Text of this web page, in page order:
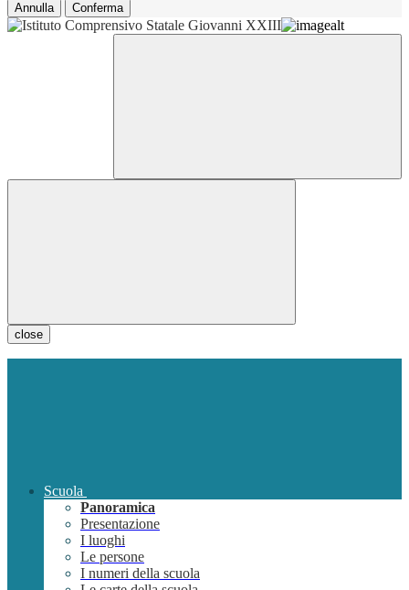
Annulla Conferma
close
Scuola
Panoramica
Presentazione
I luoghi
Le persone
I numeri della scuola